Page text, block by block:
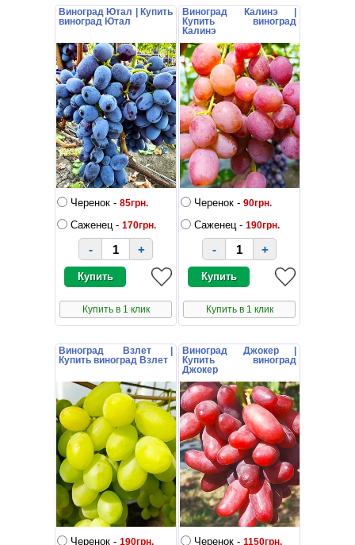
Виноград Ютал | Купить
виноград Ютал
Черенок - 85грн.
Саженец - 170грн.
- +
Купить в 1 клик
Виноград Калинэ |
Купить виноград
Калинэ
Черенок - 90грн.
Саженец - 190грн.
- +
Купить в 1 клик
Виноград Взлет |
Купить виноград Взлет
Черенок - 190грн.
Виноград Джокер |
Купить виноград
Джокер
Черенок - 1150грн.